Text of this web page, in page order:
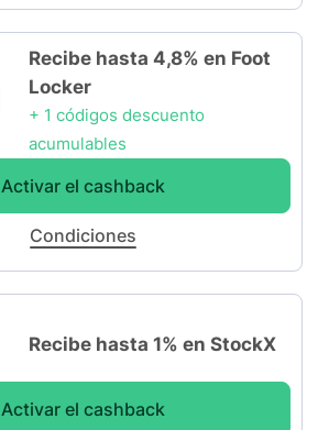
Recibe hasta 4,8% en Foot
Locker
+ 1 códigos descuento
acumulables
Activar el cashback
Condiciones
Recibe hasta 1% en StockX
Activar el cashback